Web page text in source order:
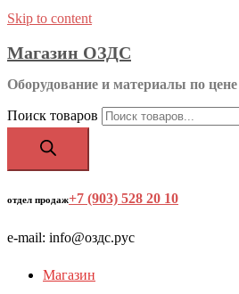
Skip to content
Магазин ОЗДС
Оборудование и материалы по цене
Поиск товаров
отдел продаж+7 (903) 528 20 10
e-mail: info@оздс.рус
Магазин